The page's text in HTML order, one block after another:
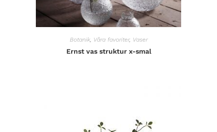
Botanik, Våra favoriter, Vaser
Ernst vas struktur x-smal